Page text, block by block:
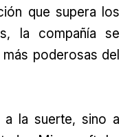
que supera los
la compañía se
poderosas del
a la suerte, sino a